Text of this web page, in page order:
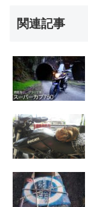
関連記事